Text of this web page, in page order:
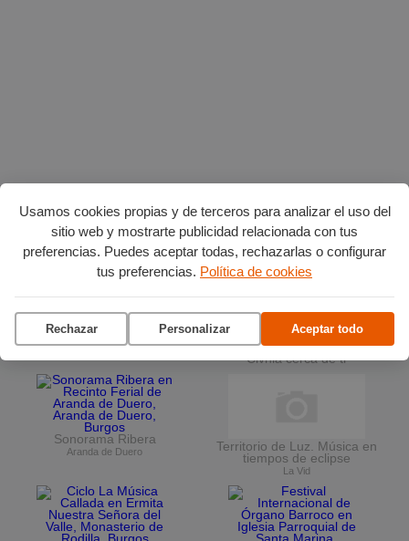
Usamos cookies propias y de terceros para analizar el uso del
sitio web y mostrarte publicidad relacionada con tus
preferencias. Puedes aceptar todas, rechazarlas o configurar
tus preferencias. Política de cookies
Rechazar Personalizar Aceptar todo
Planes en agostopor Burgos
Vuelta Ciclista a Burgos
Ciclo de conciertos en el
La terraza del Andén
Clvnia cerca de ti
Sonorama Ribera
Aranda de Duero
Territorio de Luz. Música en
tiempos de eclipse
La Vid